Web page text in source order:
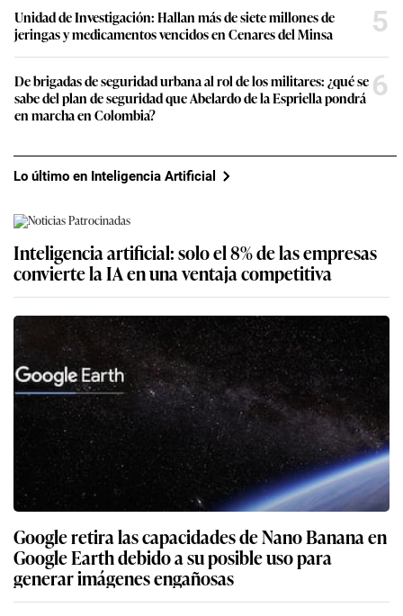
Unidad de Investigación: Hallan más de siete millones de
jeringas y medicamentos vencidos en Cenares del Minsa
5
De brigadas de seguridad urbana al rol de los militares: ¿qué se
sabe del plan de seguridad que Abelardo de la Espriella pondrá
en marcha en Colombia?
6
Lo último en Inteligencia Artificial
Inteligencia artificial: solo el 8% de las empresas
convierte la IA en una ventaja competitiva
Google retira las capacidades de Nano Banana en
Google Earth debido a su posible uso para
generar imágenes engañosas